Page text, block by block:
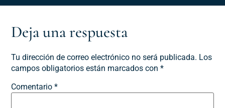
Deja una respuesta
Tu dirección de correo electrónico no será publicada. Los
campos obligatorios están marcados con*
Comentario*